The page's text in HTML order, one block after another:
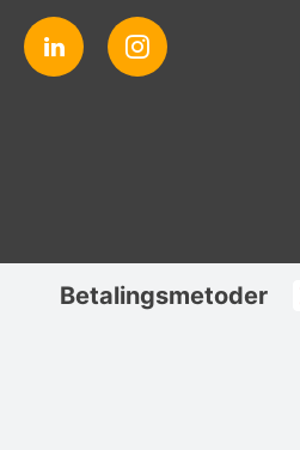
Betalingsmetoder